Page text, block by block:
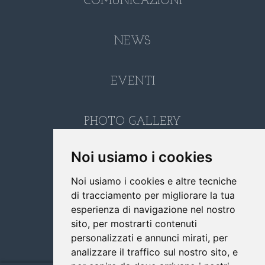
Noi usiamo i cookies
Noi usiamo i cookies e altre tecniche
di tracciamento per migliorare la tua
esperienza di navigazione nel nostro
sito, per mostrarti contenuti
personalizzati e annunci mirati, per
analizzare il traffico sul nostro sito, e
NEWS
EVENTI
PHOTO GALLERY
LINK
CONTATTI
RICERCA